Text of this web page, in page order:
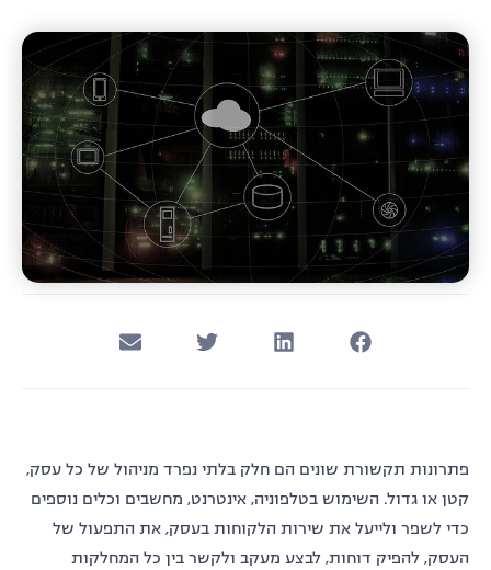
פתרונות תקשורת שונים הם חלק בלתי נפרד מניהול של כל עסק,
קטן או גדול. השימוש בטלפוניה, אינטרנט, מחשבים וכלים נוספים
כדי לשפר ולייעל את שירות הלקוחות בעסק, את התפעול של
העסק, להפיק דוחות, לבצע מעקב ולקשר בין כל המחלקות